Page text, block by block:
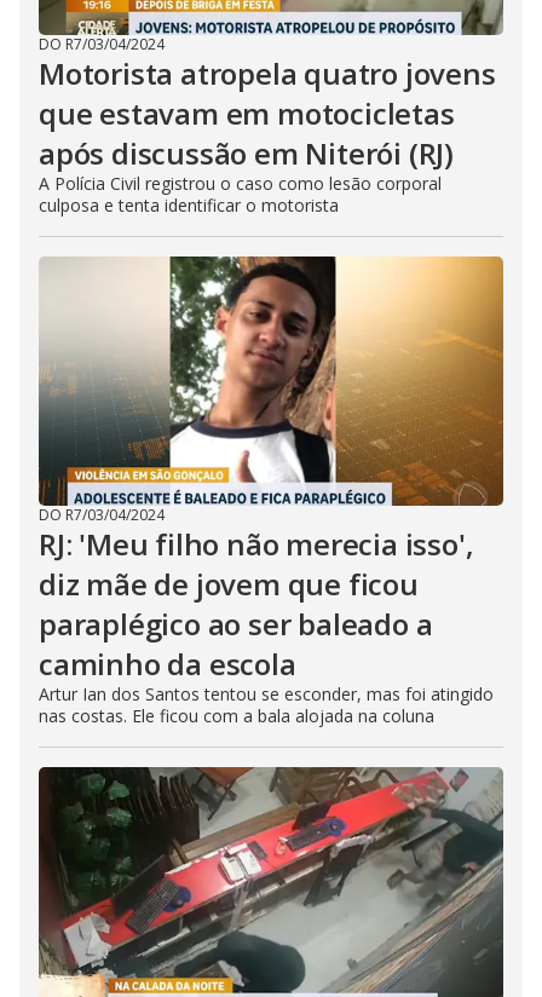
DO R7/03/04/2024
Motorista atropela quatro jovens
que estavam em motocicletas
após discussão em Niterói (RJ)
A Polícia Civil registrou o caso como lesão corporal
culposa e tenta identificar o motorista
DO R7/03/04/2024
RJ: 'Meu filho não merecia isso',
diz mãe de jovem que ficou
paraplégico ao ser baleado a
caminho da escola
Artur Ian dos Santos tentou se esconder, mas foi atingido
nas costas. Ele ficou com a bala alojada na coluna